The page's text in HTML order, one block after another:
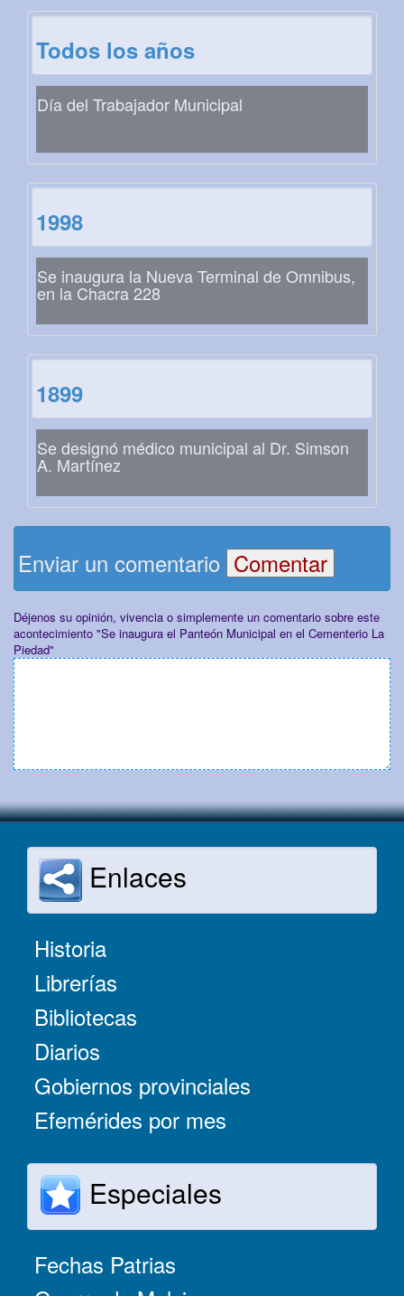
Todos los años
Día del Trabajador Municipal
1998
Se inaugura la Nueva Terminal de Omnibus,
en la Chacra 228
1899
Se designó médico municipal al Dr. Simson
A. Martínez
Enviar un comentario
Déjenos su opinión, vivencia o simplemente un comentario sobre este
acontecimiento "Se inaugura el Panteón Municipal en el Cementerio La
Piedad"
Enlaces
Historia
Librerías
Bibliotecas
Diarios
Gobiernos provinciales
Efemérides por mes
Especiales
Fechas Patrias